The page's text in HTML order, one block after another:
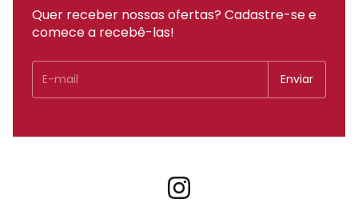
Quer receber nossas ofertas? Cadastre-se e
comece a recebê-las!